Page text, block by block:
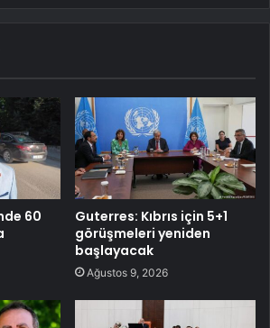
60
Guterres: Kıbrıs için 5+1
görüşmeleri yeniden
başlayacak
Ağustos 9, 2026